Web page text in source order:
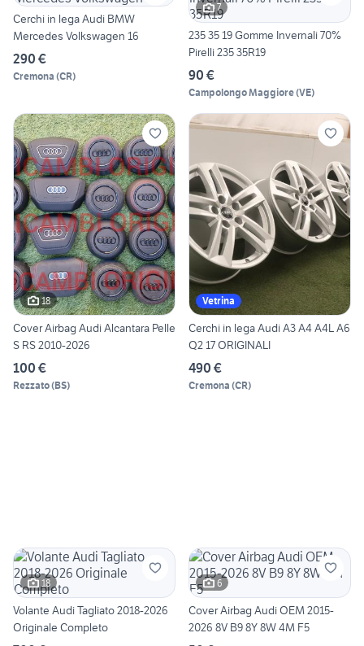
Cerchi in lega Audi BMW
Mercedes Volkswagen 16
290 €
Cremona (CR)
7
235 35 19 Gomme Invernali 70%
Pirelli 235 35R19
90 €
Campolongo Maggiore(VE)
18
Cover Airbag Audi Alcantara Pelle
S RS 2010-2026
100 €
Rezzato(BS)
Vetrina
Cerchi in lega Audi A3 A4 A4L A6
Q2 17 ORIGINALI
490 €
Cremona (CR)
18
Volante Audi Tagliato 2018-2026
Originale Completo
6
Cover Airbag Audi OEM 2015-
2026 8V B9 8Y 8W 4M F5